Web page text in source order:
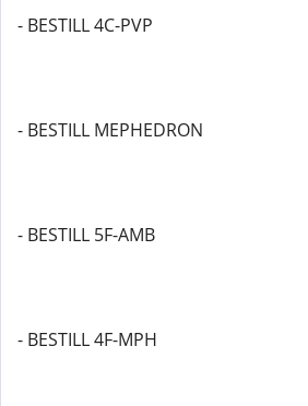
- BESTILL 4C-PVP
- BESTILL MEPHEDRON
- BESTILL 5F-AMB
- BESTILL 4F-MPH